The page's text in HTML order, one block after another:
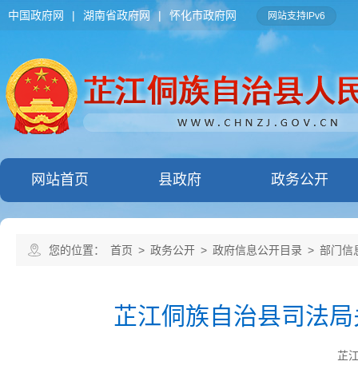
中国政府网 | 湖南省政府网 | 怀化市政府网 网站支持IPv6
网站首页 县政府 政务公开
您的位置： 首页 > 政务公开 > 政府信息公开目录 > 部门信
芷江侗族自治县司法
芷